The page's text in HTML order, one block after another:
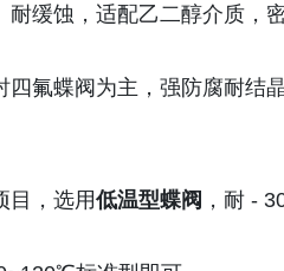
缓蚀，适配乙二醇介质，
氟蝶阀为主，强防腐耐结晶
目，选用低温型蝶阀 ，耐 -